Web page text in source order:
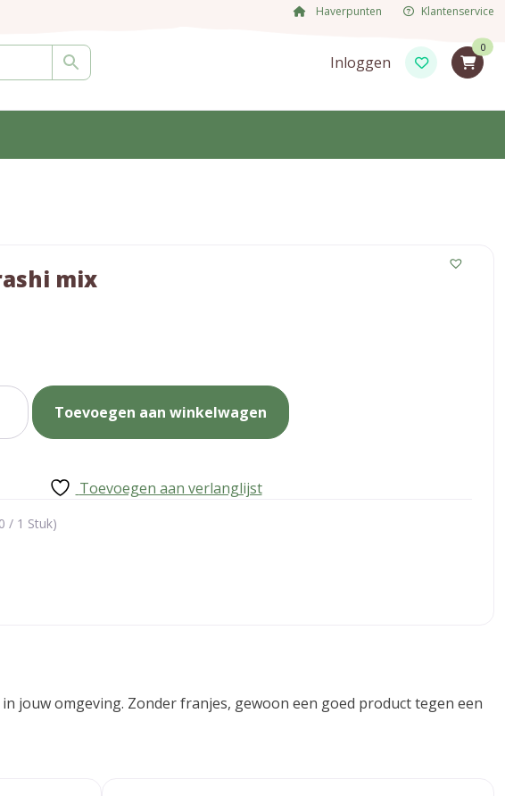
Haverpunten Klantenservice
Inloggen
0
mix
Toevoegen aan winkelwagen
Toevoegen aan verlanglijst
/ 1 Stuk)
jouw omgeving. Zonder franjes, gewoon een goed product tegen een